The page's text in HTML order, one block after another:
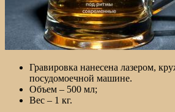
Гравировка нанесена лазером,
посудомоечной машине.
Объем – 500 мл;
Вес – 1 кг.